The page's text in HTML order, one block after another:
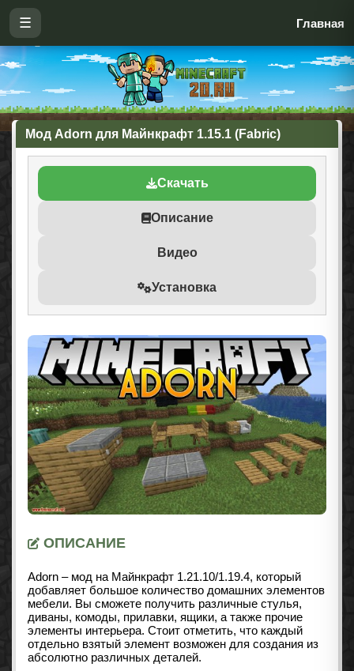
☰ Главная
Мод Adorn для Майнкрафт 1.15.1 (Fabric)
Скачать
Описание
Видео
Установка
ОПИСАНИЕ
Adorn – мод на Майнкрафт 1.21.10/1.19.4, который
добавляет большое количество домашних элементов
мебели. Вы сможете получить различные стулья,
диваны, комоды, прилавки, ящики, а также прочие
элементы интерьера. Стоит отметить, что каждый
отдельно взятый элемент возможен для создания из
абсолютно различных деталей.